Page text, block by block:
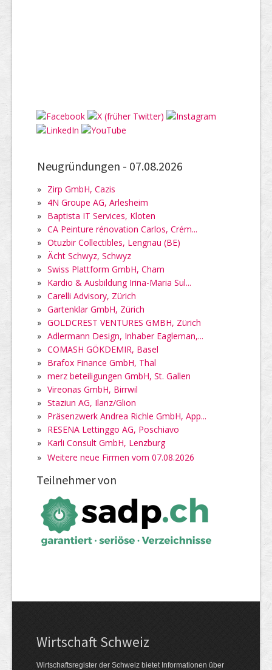
Neugründungen - 07.08.2026
» Zirp GmbH, Cazis
» 4N Groupe AG, Arlesheim
» Baptista IT Services, Kloten
» CA Peinture rénovation Carlos, Crém...
» Otuzbir Collectibles, Lengnau (BE)
» Ächt Schwyz, Schwyz
» Swiss Plattform GmbH, Cham
» Kardio & Ausbildung Irina-Maria Sul...
» Carelli Advisory, Zürich
» Gartenklar GmbH, Zürich
» GOLDCREST VENTURES GMBH, Zürich
» Adlermann Design, Inhaber Eagleman,...
» COMASH GÖKDEMIR, Basel
» Brafox Finance GmbH, Thal
» merz beteiligungen GmbH, St. Gallen
» Vireonas GmbH, Birrwil
» Staziun AG, Ilanz/Glion
» Präsenzwerk Andrea Richle GmbH, App...
» RESENA Lettinggo AG, Poschiavo
» Karli Consult GmbH, Lenzburg
» Weitere neue Firmen vom 07.08.2026
Teilnehmer von
Wirtschaft Schweiz
Wirtschaftsregister der Schweiz bietet Informationen über